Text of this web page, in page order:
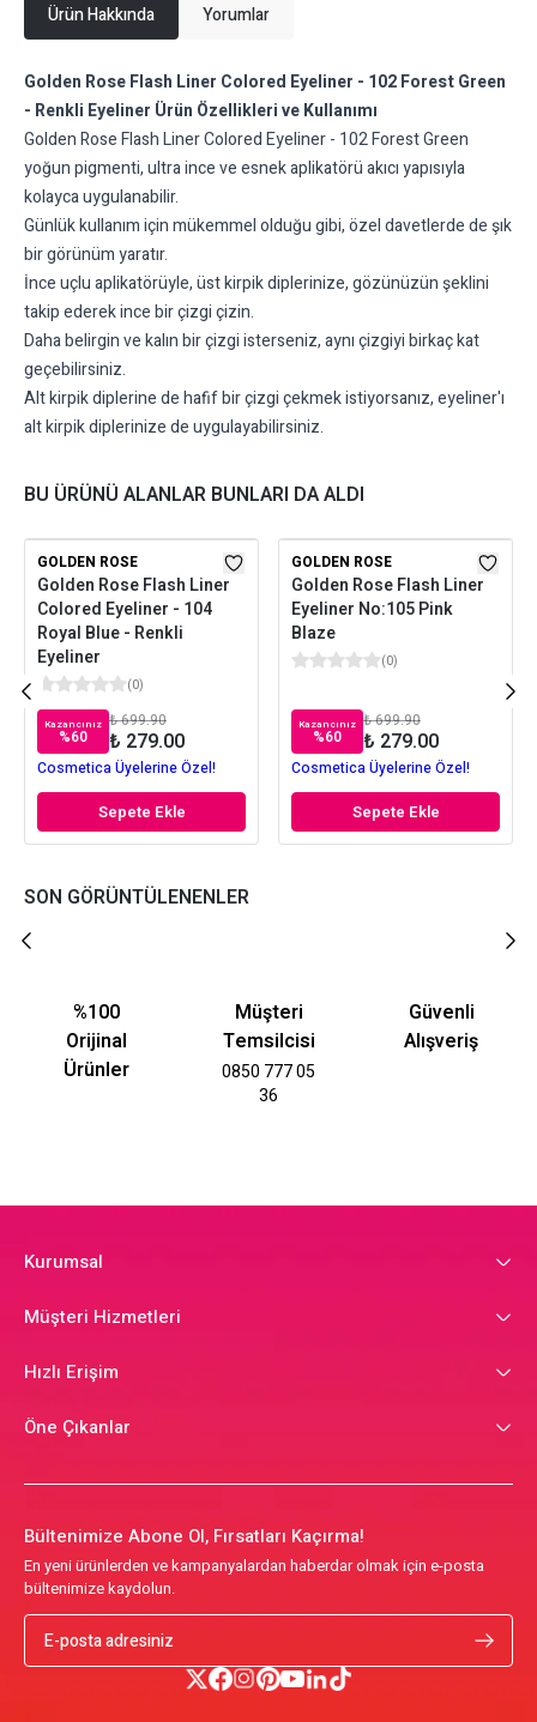
Ürün Hakkında Yorumlar
Golden Rose Flash Liner Colored Eyeliner - 102 Forest Green
- Renkli Eyeliner Ürün Özellikleri ve Kullanımı
Golden Rose Flash Liner Colored Eyeliner - 102 Forest Green
yoğun pigmenti, ultra ince ve esnek aplikatörü akıcı yapısıyla
kolayca uygulanabilir.
Günlük kullanım için mükemmel olduğu gibi, özel davetlerde de şık
bir görünüm yaratır.
İnce uçlu aplikatörüyle, üst kirpik diplerinize, gözünüzün şeklini
takip ederek ince bir çizgi çizin.
Daha belirgin ve kalın bir çizgi isterseniz, aynı çizgiyi birkaç kat
geçebilirsiniz.
Alt kirpik diplerine de hafif bir çizgi çekmek istiyorsanız, eyeliner'ı
alt kirpik diplerinize de uygulayabilirsiniz.
BU ÜRÜNÜ ALANLAR BUNLARI DA ALDI
GOLDEN ROSE
Golden Rose Flash Liner
Colored Eyeliner - 104
Royal Blue - Renkli
Eyeliner
(0)
Kazancınız
%60
₺ 699.90
₺ 279.00
Cosmetica Üyelerine Özel!
Sepete Ekle
GOLDEN ROSE
Golden Rose Flash Liner
Eyeliner No:105 Pink
Blaze
(0)
Kazancınız
%60
₺ 699.90
₺ 279.00
Cosmetica Üyelerine Özel!
Sepete Ekle
SON GÖRÜNTÜLENENLER
%100
Orijinal
Ürünler
Müşteri
Temsilcisi
0850 777 05
36
Güvenli
Alışveriş
Kurumsal
Müşteri Hizmetleri
Hızlı Erişim
Öne Çıkanlar
Bültenimize Abone Ol, Fırsatları Kaçırma!
En yeni ürünlerden ve kampanyalardan haberdar olmak için e-posta
bültenimize kaydolun.